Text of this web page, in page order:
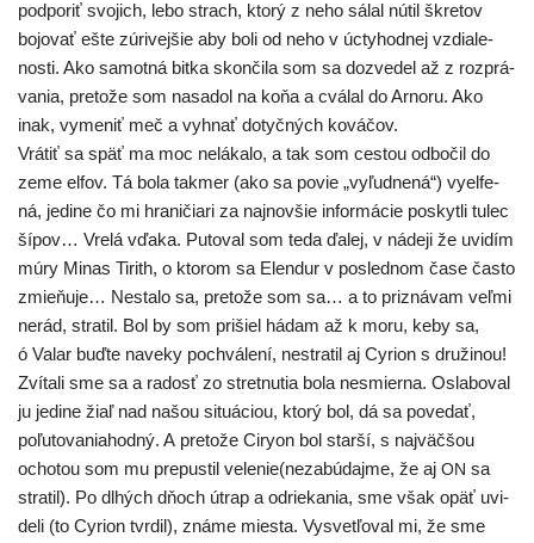
pod­po­riť svo­jich, lebo strach, kto­rý z neho sálal nútil škre­tov
bojo­vať ešte zúri­vej­šie aby boli od neho v úcty­hod­nej vzdia­le­
nos­ti. Ako samot­ná bit­ka skon­či­la som sa dozve­del až z roz­prá­
va­nia, pre­to­že som nasa­dol na koňa a cvá­lal do Arnoru. Ako
inak, vyme­niť meč a vyhnať dotyč­ných kováčov.
Vrátiť sa späť ma moc nelá­ka­lo, a tak som ces­tou odbo­čil do
zeme elfov. Tá bola tak­mer (ako sa povie „vyľud­ne­ná“) vyel­fe­
ná, jedi­ne čo mi hra­ni­čia­ri za naj­nov­šie infor­má­cie poskyt­li tulec
šípov… Vrelá vďa­ka. Putoval som teda ďalej, v náde­ji že uvi­dím
múry Minas Tirith, o kto­rom sa Elendur v posled­nom čase čas­to
zmie­ňu­je… Nestalo sa, pre­to­že som sa… a to pri­zná­vam veľ­mi
nerád, stra­til. Bol by som pri­šiel hádam až k moru, keby sa,
ó Valar buď­te nave­ky pochvá­le­ní, nestra­til aj Cyrion s dru­ži­nou!
Zvítali sme sa a radosť zo stret­nu­tia bola nesmier­na. Oslaboval
ju jedi­ne žiaľ nad našou situ­áci­ou, kto­rý bol, dá sa pove­dať,
poľu­to­va­nia­hod­ný. A pre­to­že Ciryon bol star­ší, s naj­väč­šou
ocho­tou som mu pre­pus­til velenie(nezabúdajme, že aj ON sa
stra­til). Po dlhých dňoch útrap a odrie­ka­nia, sme však opäť uvi­
de­li (to Cyrion tvr­dil), zná­me mies­ta. Vysvetľoval mi, že sme